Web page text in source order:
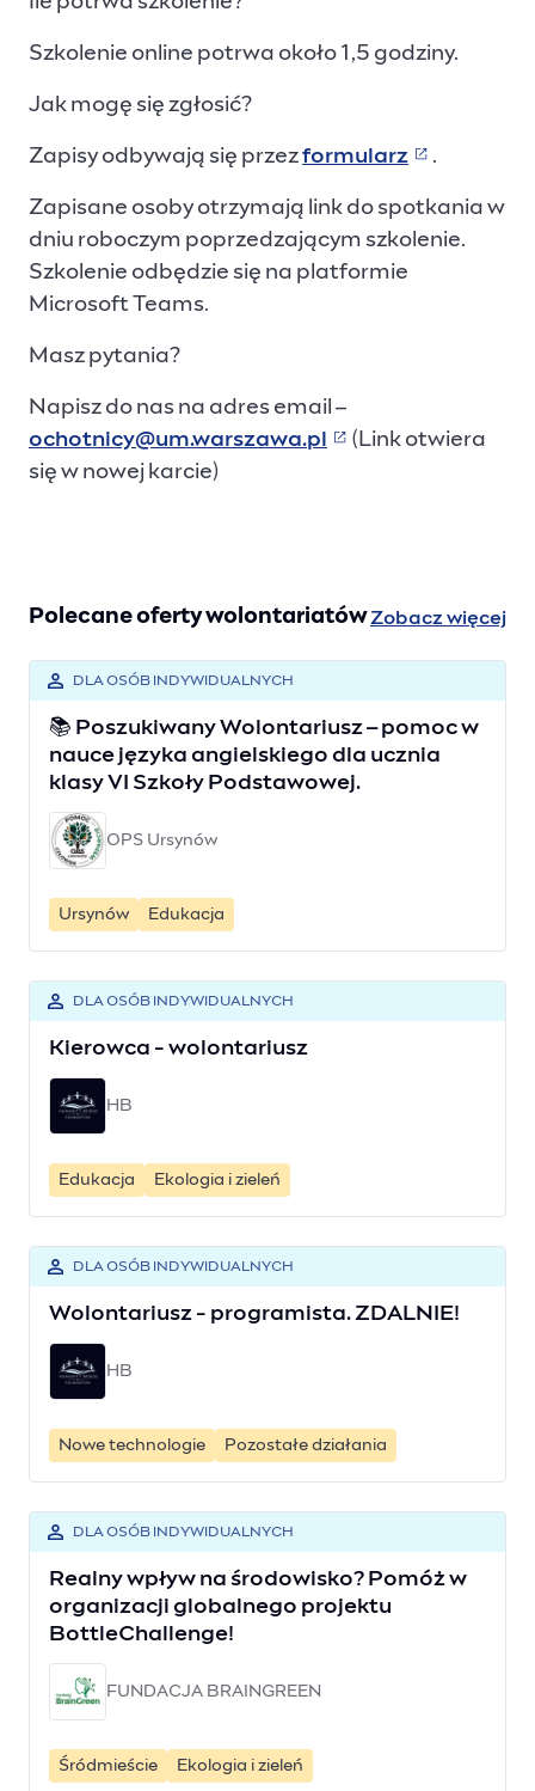
Szkolenie online potrwa około 1,5 godziny.
Jak mogę się zgłosić?
Zapisy odbywają się przezformularz
.
Zapisane osoby otrzymają link do spotkania w
dniu roboczym poprzedzającym szkolenie.
Szkolenie odbędzie się na platformie
Microsoft Teams.
Masz pytania?
Napisz do nas na adres email –
ochotnicy@um.warszawa.pl
(Link otwiera
się w nowej karcie)
Polecane oferty wolontariatówZobacz więcej
DLA OSÓB INDYWIDUALNYCH
📚 Poszukiwany Wolontariusz – pomoc w
nauce języka angielskiego dla ucznia
klasy VI Szkoły Podstawowej.
OPS Ursynów
Ursynów Edukacja
DLA OSÓB INDYWIDUALNYCH
Kierowca - wolontariusz
HB
Edukacja Ekologia i zieleń
DLA OSÓB INDYWIDUALNYCH
Wolontariusz - programista. ZDALNIE!
HB
Nowe technologie Pozostałe działania
DLA OSÓB INDYWIDUALNYCH
Realny wpływ na środowisko? Pomóż w
organizacji globalnego projektu
BottleChallenge!
FUNDACJA BRAINGREEN
Śródmieście Ekologia i zieleń